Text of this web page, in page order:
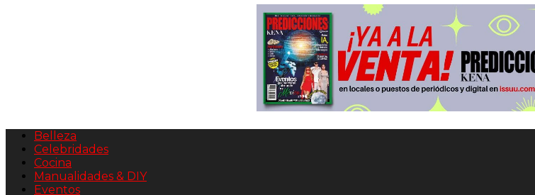
Belleza
Celebridades
Cocina
Manualidades & DIY
Eventos